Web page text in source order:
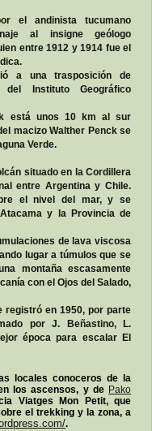
el andinista tucumano
al insigne geólogo
entre 1912 y 1914 fue el
a una trasposición de
Instituto Geográfico
está unos 10 km al sur
macizo Walther Penck se
Verde.
situado en la Cordillera
entre Argentina y Chile.
el nivel del mar, y se
y la Provincia de
de lava viscosa
lugar a túmulos que se
montaña escasamente
con el Ojos del Salado,
registró en 1950, por parte
por J. Beñastino, L.
época para escalar El
locales conoceros de la
los ascensos, y de Pako
Viatges Mon Petit, que
el trekking y la zona, a
.